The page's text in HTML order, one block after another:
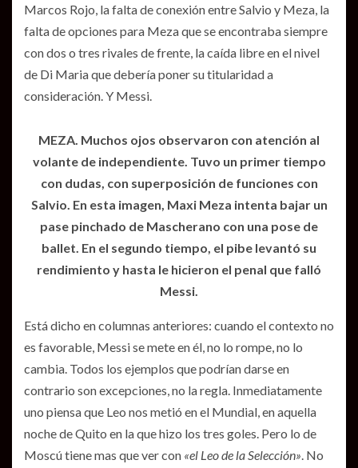
Marcos Rojo, la falta de conexión entre Salvio y Meza, la
falta de opciones para Meza que se encontraba siempre
con dos o tres rivales de frente, la caída libre en el nivel
de Di Maria que debería poner su titularidad a
consideración. Y Messi.
MEZA. Muchos ojos observaron con atención al
volante de independiente. Tuvo un primer tiempo
con dudas, con superposición de funciones con
Salvio. En esta imagen, Maxi Meza intenta bajar un
pase pinchado de Mascherano con una pose de
ballet. En el segundo tiempo, el pibe levantó su
rendimiento y hasta le hicieron el penal que falló
Messi.
Está dicho en columnas anteriores: cuando el contexto no
es favorable, Messi se mete en él, no lo rompe, no lo
cambia. Todos los ejemplos que podrían darse en
contrario son excepciones, no la regla. Inmediatamente
uno piensa que Leo nos metió en el Mundial, en aquella
noche de Quito en la que hizo los tres goles. Pero lo de
Moscú tiene mas que ver con «el Leo de la Selección». No